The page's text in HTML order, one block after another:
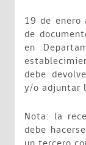
19 de enero
de
en
debe
y/o adjuntar
Nota: la
debe